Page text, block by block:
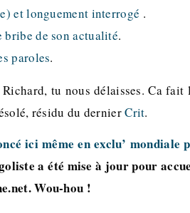
et longuement interrogé .
bribe de son actualité.
paroles.
tu nous délaisses. Ca fait
résidu du dernierCrit.
ici même en exclu’ mondiale
a été mise à jour pour
Wou-hou !